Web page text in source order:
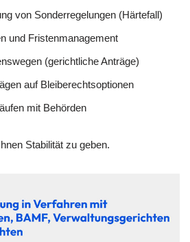
von Sonderregelungen (Härtefall)
und Fristenmanagement
(gerichtliche Anträge)
auf Bleiberechtsoptionen
mit Behörden
Stabilität zu geben.